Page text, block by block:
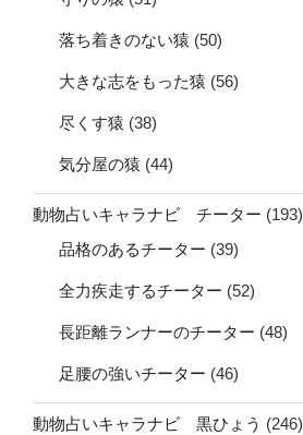
落ち着きのない猿 (50)
大きな志をもった猿 (56)
尽くす猿 (38)
気分屋の猿 (44)
動物占いキャラナビ チーター (193)
品格のあるチーター (39)
全力疾走するチーター (52)
長距離ランナーのチーター (48)
足腰の強いチーター (46)
動物占いキャラナビ 黒ひょう (246)